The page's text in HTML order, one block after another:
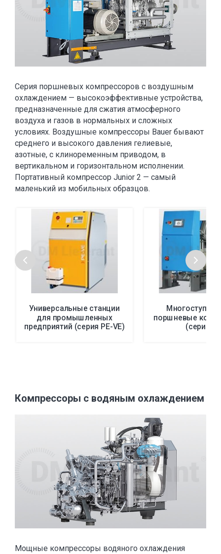
Серия поршневых компрессоров с воздушным
охлаждением — высокоэффективные устройства,
предназначенные для сжатия атмосферного
воздуха и газов в нормальных и сложных
условиях. Воздушные компрессоры Bauer бывают
среднего и высокого давления гелиевые,
азотные, с клиноременным приводом, в
вертикальном и горизонтальном исполнении.
Портативный компрессор Junior 2 — самый
маленький из мобильных образцов.
Универсальные станции
для промышленных
предприятий (серия PE-VE)
поршневые
(серия E)
Компрессоры с водяным охлаждением
Мощные компрессоры водяного охлаждения